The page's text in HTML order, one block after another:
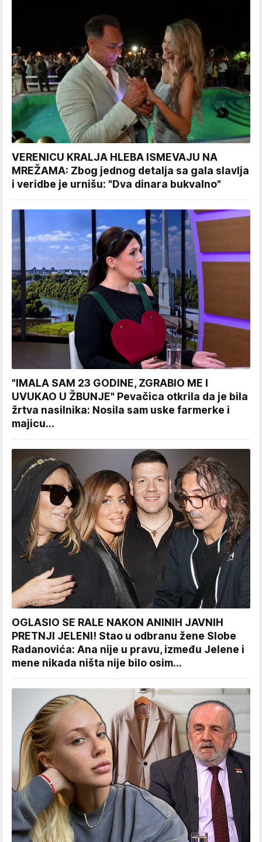
VERENICU KRALJA HLEBA ISMEVAJU NA
MREŽAMA: Zbog jednog detalja sa gala slavlja
i veridbe je urnišu: "Dva dinara bukvalno"
"IMALA SAM 23 GODINE, ZGRABIO ME I
UVUKAO U ŽBUNJE" Pevačica otkrila da je bila
žrtva nasilnika: Nosila sam uske farmerke i
majicu...
OGLASIO SE RALE NAKON ANINIH JAVNIH
PRETNJI JELENI! Stao u odbranu žene Slobe
Radanovića: Ana nije u pravu, između Jelene i
mene nikada ništa nije bilo osim...